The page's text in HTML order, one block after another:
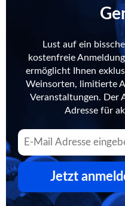
Lust auf ein
kostenfreie
ermöglicht Ihnen
Weinsorten, limitierte
Veranstaltungen. Der
Adresse für
Jetzt